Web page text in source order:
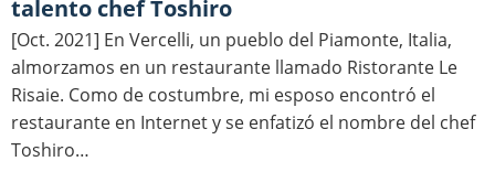
talento chef Toshiro
[Oct. 2021] En Vercelli, un pueblo del Piamonte, Italia,
almorzamos en un restaurante llamado Ristorante Le
Risaie. Como de costumbre, mi esposo encontró el
restaurante en Internet y se enfatizó el nombre del chef
Toshiro…